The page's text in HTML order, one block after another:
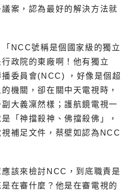
案，認為最好的解決方法就
NCC號稱是個國家級的獨立
政院的東廠啊！他有獨立
委員會(NCC) ，好像是個超
機關，卻在關中天電視時，
大義凜然樣；護航鏡電視一
「神擋殺神、佛擋殺佛」，
補足文件，蔡壁如認為NCC
該來檢討NCC，到底職責是
在審什麼？他是在審電視的